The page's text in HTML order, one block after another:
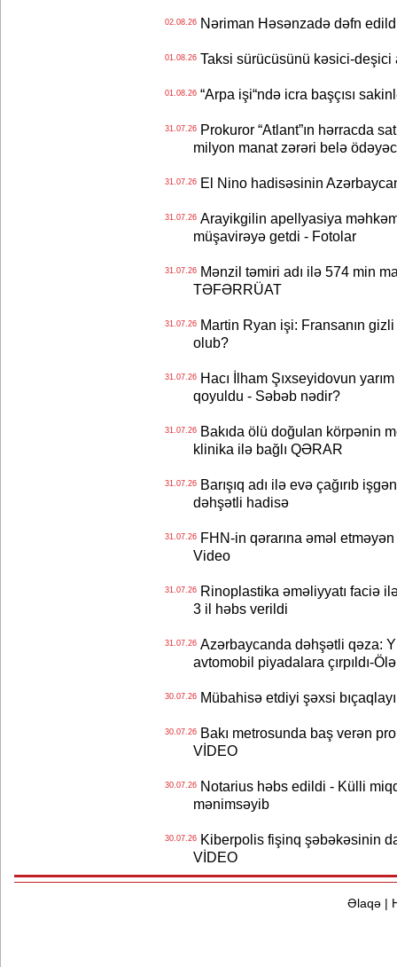
02.08.26Nəriman Həsənzadə dəfn
01.08.26Taksi sürücüsünü kəsici-deşici
01.08.26“Arpa işi“ndə icra başçısı
31.07.26Prokuror “Atlant”ın hərracda
milyon manat zərəri belə
31.07.26El Nino hadisəsinin
31.07.26Arayikgilin apellyasiya
müşavirəyə getdi - Fotolar
31.07.26Mənzil təmiri adı ilə 574 min
TƏFƏRRÜAT
31.07.26Martin Ryan işi: Fransanın gizli
olub?
31.07.26Hacı İlham Şıxseyidovun
qoyuldu - Səbəb nədir?
31.07.26Bakıda ölü doğulan körpənin
klinika ilə bağlı QƏRAR
31.07.26Barışıq adı ilə evə çağırıb
dəhşətli hadisə
31.07.26FHN-in qərarına əməl
Video
31.07.26Rinoplastika əməliyyatı faciə
3 il həbs verildi
31.07.26Azərbaycanda dəhşətli qəza:
avtomobil piyadalara çırpıldı-
30.07.26Mübahisə etdiyi şəxsi
30.07.26Bakı metrosunda baş verən
VİDEO
30.07.26Notarius həbs edildi - Külli
mənimsəyib
30.07.26Kiberpolis fişinq şəbəkəsinin
VİDEO
Əlaqə|